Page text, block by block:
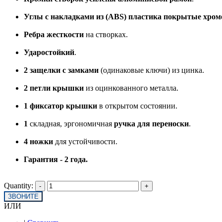
Углы с накладками из (ABS) пластика покрытые
Ребра жесткости на створках.
Ударостойкий.
2 защелки с замками (одинаковые ключи) из цинка.
2 петли крышки из оцинкованного металла.
1 фиксатор крышки в открытом состоянии.
1 складная, эргономичная ручка для переноски.
4 ножки для устойчивости.
Гарантия - 2 года.
Quantity:
ЗВОНИТЕ
ИЛИ